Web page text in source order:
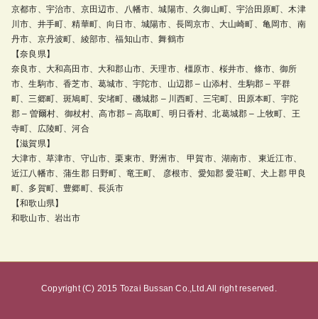
京都市、宇治市、京田辺市、八幡市、城陽市、久御山町、宇治田原町、木津
川市、井手町、精華町、向日市、城陽市、長岡京市、大山崎町、亀岡市、南
丹市、京丹波町、綾部市、福知山市、舞鶴市
【奈良県】
奈良市、大和高田市、大和郡山市、天理市、橿原市、桜井市、條市、御所
市、生駒市、香芝市、葛城市、宇陀市、山辺郡 – 山添村、生駒郡 – 平群
町、三郷町、斑鳩町、安堵町、磯城郡 – 川西町、三宅町、田原本町、宇陀
郡 – 曽爾村、御杖村、高市郡 – 高取町、明日香村、北葛城郡 – 上牧町、王
寺町、広陵町、河合
【滋賀県】
大津市、草津市、守山市、栗東市、野洲市、 甲賀市、湖南市、 東近江市、
近江八幡市、蒲生郡 日野町、竜王町、 彦根市、愛知郡 愛荘町、犬上郡 甲良
町、多賀町、豊郷町、長浜市
【和歌山県】
和歌山市、岩出市
Copyright (C) 2015 Tozai Bussan Co.,Ltd.All right reserved.